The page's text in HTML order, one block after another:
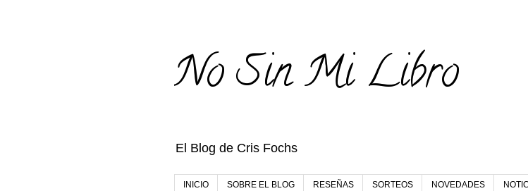
No Sin Mi Libro
El Blog de Cris Fochs
INICIO SOBRE EL BLOG RESEÑAS SORTEOS NOVEDADES